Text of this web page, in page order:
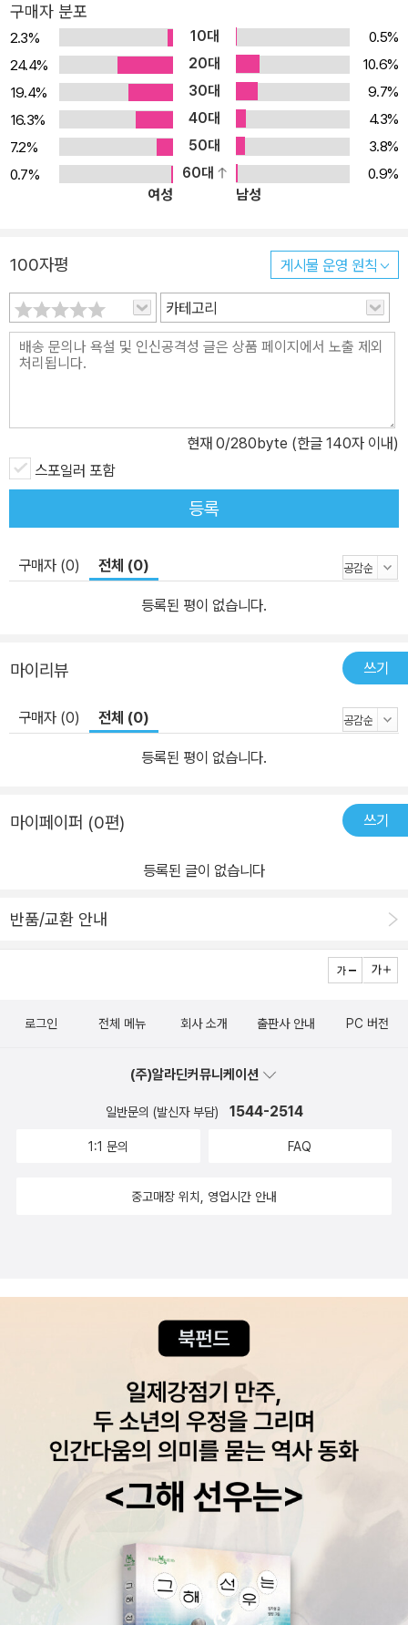
시길.” “작가 지망생에겐 더할 나위 없이 좋은 책.” “모든 작법서의 바
이블.” “왜 진작 읽지 않았을까 싶을 정도로 좋다. 덕분에 글쓰기에 용
기가 생겼다.” “한 권마다 하나의 주제를 심도 있게 다루며 ‘소설쓰
기’라는 본래 의도에 충실하다.” 출간 즉시 작가 지망생과 글쓰기 교
사 등 독자들의 열렬한 지지와 추천을 받은 <소설쓰기의 모든 것> 시
리즈의 개정판이다. 초판의 문장을 새로이 다듬고 일부 오류를 수정
하면서 새로운 장정과 디자인으로 가다듬었다. <소설쓰기의 모든 것
> 시리즈는 ‘어떻게 하면 잘 쓸 수 있을까’를 고민하는 모든 초보 작가
많이 읽고, 많이 쓴다고 해서 누구나 소설가가 되는 건 아니다. 소설가
가 되지 못하는 이유는, 단지 소설을 쓰는 방법이 잘못되었기 때문일
수 있다. 알다시피 “하늘 아래 새로운 이야기는 없다. 이야기를 꾸미
는 그 독특한 전개가 새로울 뿐”이다. 편집자와 독자, 비평가를 사로
잡는 기술은 분명 존재한다. 그리고 이 기술을 알고 나면 자유자재로
의 기술과 노하우를 망라했다. 최고의 글쓰기 교사들에게 배우는 ‘소
설’, ‘창작’에 대한 모든 것 풍부한 실전 연습, 다양한 예문, 생생한 조
언 <소설쓰기의 모든 것> 시리즈는 베스트셀러를 여러 권 발표한 소
설가이자 소설창작 강의를 오랫동안 해온 교사들이 각 권을 집필했
의 습작소설을 수년간 지도해온 경험을 바탕으로 가장 살아 있고 실
질적인 정보만을 다루었다. 특히 초보 작가들이 흔히 저지르는 실수
와 그들이 쉽게 겪는 좌절에 대해 핵심을 찌르는 지적과 진심 어린 위
록되어 있어 혼자서도 소설쓰기의 과정을 익힐 수 있다. 1권 ‘플롯과
구조’는 독자를 사로잡는 이야기를 만드는 비법을, 2권 ‘묘사와 배
경’은 독자를 소설 속으로 끌어들이는 방법을, 3권 ‘인물, 감정, 시
점’은 흥미롭고 생동감 넘치는 인물을 창조하는 마법을, 4권 ‘대화’는
입체적이고 긴박감 넘치는 대화를 쓰는 기술을, 5권 ‘고쳐쓰기’는 효
마다, 작가의 벽에 부딪혀 단 한 문장도 쓰지 못할 때마다 <소설쓰기
의 모든 것> 시리즈를 펼쳐보며 다시금 앞으로 나아갈 힘을 얻을 수
것은 바로 흥미로운 상황에 놓인 매력적인 인물 때문이다. 특히나 상
사실 흥미로운 인물이 없다면 소설이 아니다. 이런저런 이름을 가진
없다면 역사소설은 역사책이, 미스터리소설은 경찰 조서가, SF소설
것이다. 인물이 열쇠다. 작가이자 인물, 그리고 독자가 되는 마법 기억
가? 그럼 어떻게 해야 할까? <소설쓰기의 모든 것 3: 인물, 감정, 시
점>은 오랫동안 시행착오를 통해 그 효과가 입증된 여러 소설쓰기 기
적이면서 기억에 남고 개연성 있는 인물을 만들기 위해 필요한 다양
점을 다룬다.
구매자 분포
2.3% 10대
0.5%
24.4%
20대
10.6%
19.4%
30대
9.7%
16.3%
40대
4.3%
7.2%
50대
3.8%
0.7%
60대
0.9%
여성
남성
100자평 게시물 운영 원칙
카테고리
현재 0/280byte (한글 140자 이내)
스포일러 포함
등록
구매자 (0) 전체 (0)
등록된 평이 없습니다.
마이리뷰 쓰기
구매자 (0) 전체 (0)
등록된 평이 없습니다.
마이페이퍼 (0편) 쓰기
등록된 글이 없습니다
반품/교환 안내
로그인 전체 메뉴 회사 소개 출판사 안내 PC 버전
(주)알라딘커뮤니케이션
일반문의 (발신자 부담) 1544-2514
1:1 문의 FAQ
중고매장 위치, 영업시간 안내